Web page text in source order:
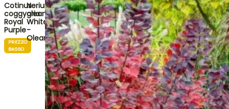
Cotinus
coggygria
Royal
Purple
PREZZO
BASSO
Nerium
oleander
White
-
Oleandro